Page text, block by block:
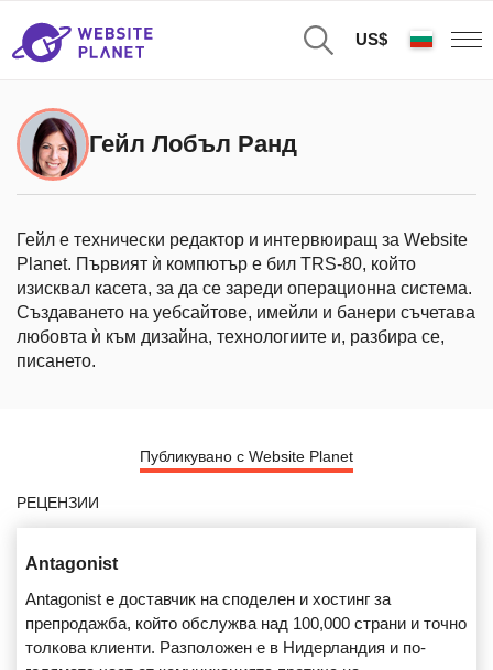
US$
Гейл Лобъл Ранд
Гейл е технически редактор и интервюиращ за Website
Planet. Първият ѝ компютър е бил TRS-80, който
изисквал касета, за да се зареди операционна система.
Създаването на уебсайтове, имейли и банери съчетава
любовта ѝ към дизайна, технологиите и, разбира се,
писането.
Публикувано с Website Planet
РЕЦЕНЗИИ
Antagonist
Antagonist е доставчик на споделен и хостинг за
препродажба, който обслужва над 100,000 страни и точно
толкова клиенти. Разположен е в Нидерландия и по-